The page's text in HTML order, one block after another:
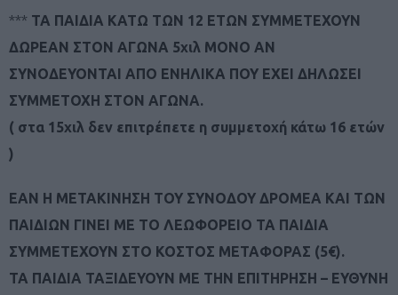
*** ΤΑ ΠΑΙΔΙΑ ΚΑΤΩ ΤΩΝ 12 ΕΤΩΝ ΣΥΜΜΕΤΕΧΟΥΝ
ΔΩΡΕΑΝ ΣΤΟΝ ΑΓΩΝΑ 5χιλ ΜΟΝΟ ΑΝ
ΣΥΝΟΔΕΥΟΝΤΑΙ ΑΠΟ ΕΝΗΛΙΚΑ ΠΟΥ ΕΧΕΙ ΔΗΛΩΣΕΙ
ΣΥΜΜΕΤΟΧΗ ΣΤΟΝ ΑΓΩΝΑ.
( στα 15χιλ δεν επιτρέπετε η συμμετοχή κάτω 16 ετών
)
ΕΑΝ Η ΜΕΤΑΚΙΝΗΣΗ ΤΟΥ ΣΥΝΟΔΟΥ ΔΡΟΜΕΑ ΚΑΙ ΤΩΝ
ΠΑΙΔΙΩΝ ΓΙΝΕΙ ΜΕ ΤΟ ΛΕΩΦΟΡΕΙΟ ΤΑ ΠΑΙΔΙΑ
ΣΥΜΜΕΤΕΧΟΥΝ ΣΤΟ ΚΟΣΤΟΣ ΜΕΤΑΦΟΡΑΣ (5€).
ΤΑ ΠΑΙΔΙΑ ΤΑΞΙΔΕΥΟΥΝ ΜΕ ΤΗΝ ΕΠΙΤΗΡΗΣΗ – ΕΥΘΥΝΗ